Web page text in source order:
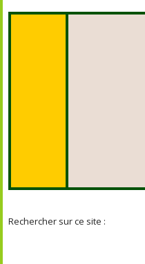
Rechercher sur ce site :